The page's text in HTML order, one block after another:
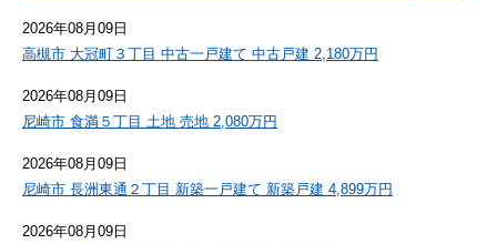
2026年08月09日
高槻市 大冠町３丁目 中古一戸建て 中古戸建 2,180万円
2026年08月09日
尼崎市 食満５丁目 土地 売地 2,080万円
2026年08月09日
尼崎市 長洲東通２丁目 新築一戸建て 新築戸建 4,899万円
2026年08月09日